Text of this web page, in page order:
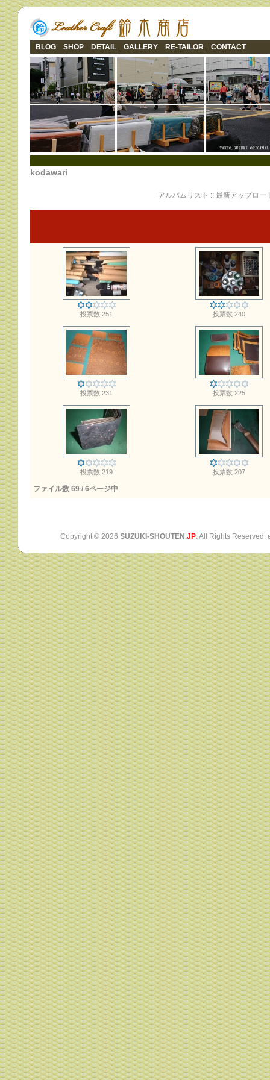
BLOG SHOP DETAIL GALLERY RE-TAILOR CONTACT
kodawari
アルバムリスト :: 最新アップロー
投票数 251 投票数 240
投票数 231 投票数 225
投票数 219 投票数 207
ファイル数 69 / 6ページ中
Copyright © 2026 SUZUKI-SHOUTEN.JP. All Rights Reserved.